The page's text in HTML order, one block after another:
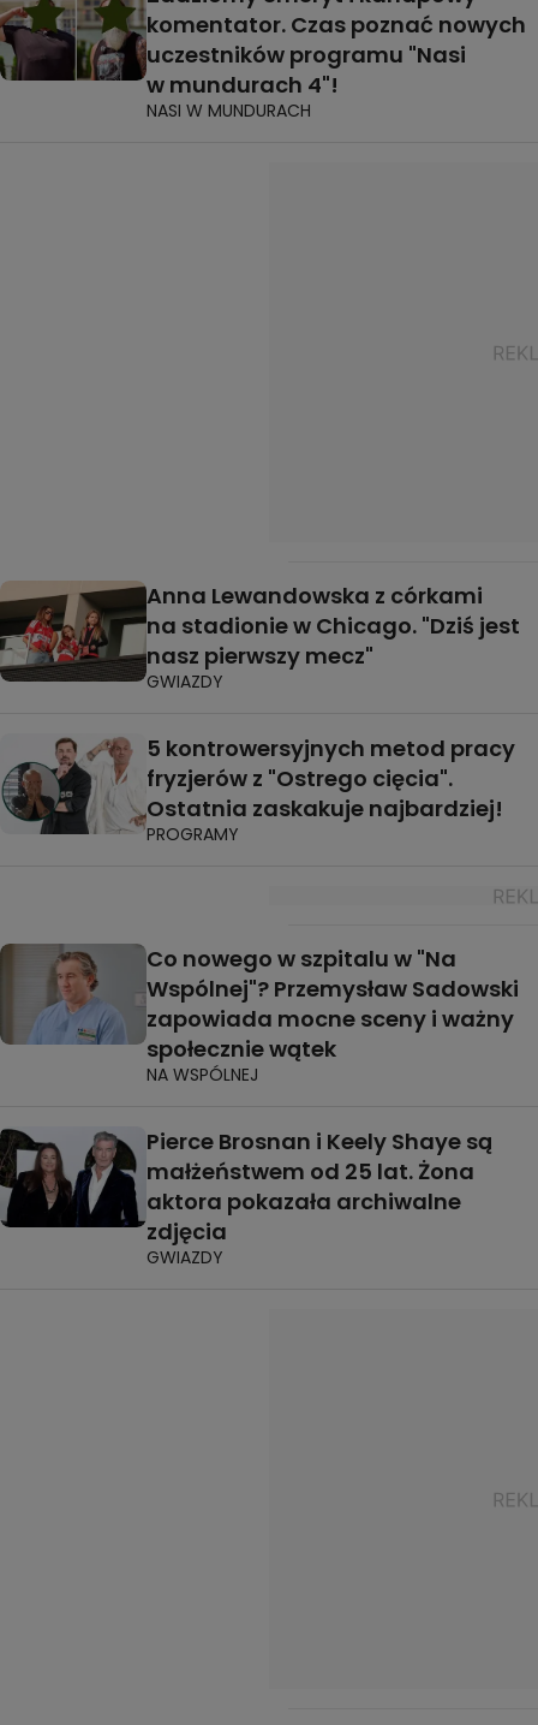
komentator. Czas poznać nowych
uczestników programu "Nasi
w mundurach 4"!
NASI W MUNDURACH
Anna Lewandowska z córkami
na stadionie w Chicago. "Dziś jest
nasz pierwszy mecz"
GWIAZDY
5 kontrowersyjnych metod pracy
fryzjerów z "Ostrego cięcia".
Ostatnia zaskakuje najbardziej!
PROGRAMY
Co nowego w szpitalu w "Na
Wspólnej"? Przemysław Sadowski
zapowiada mocne sceny i ważny
społecznie wątek
NA WSPÓLNEJ
Pierce Brosnan i Keely Shaye są
małżeństwem od 25 lat. Żona
aktora pokazała archiwalne
zdjęcia
GWIAZDY